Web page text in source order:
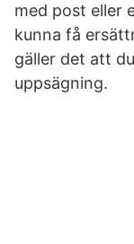
med post eller
kunna få
gäller det att
uppsägning.